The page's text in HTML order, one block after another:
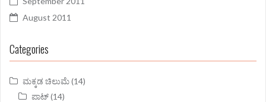
August 2011
Categories
ಮಕ್ಕಡ ಚಿಲುಮೆ(14)
ಪಾಟ್(14)